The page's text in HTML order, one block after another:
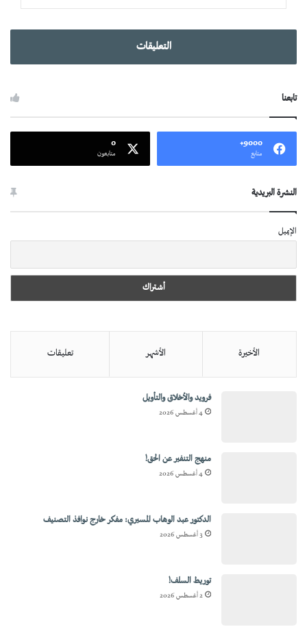
التعليقات
تابعنا
9000+
متابع
0
متابعون
النشرة البريدية
الإيميل
الأخيرة الأشهر تعليقات
فرويد والأخلاق والتأويل
4 أغسطس 2026
منهج التنفير عن الحق!
4 أغسطس 2026
الدكتور عبد الوهاب المسيري: مفكر خارج نوافذ التصنيف
3 أغسطس 2026
توريط السلف!
2 أغسطس 2026